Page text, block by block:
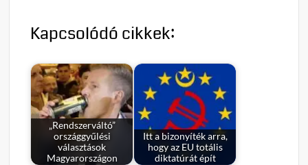
Kapcsolódó cikkek:
„Rendszerváltó”
országgyűlési
választások
Magyarországon
Itt a bizonyíték arra,
hogy az EU totális
diktatúrát épít